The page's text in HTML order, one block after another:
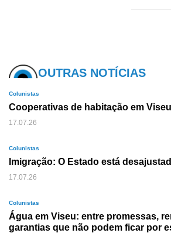
OUTRAS NOTÍCIAS
Colunistas
Cooperativas de habitação em
17.07.26
Colunistas
Imigração: O Estado está
17.07.26
Colunistas
Água em Viseu: entre promessas,
garantias que não podem ficar por